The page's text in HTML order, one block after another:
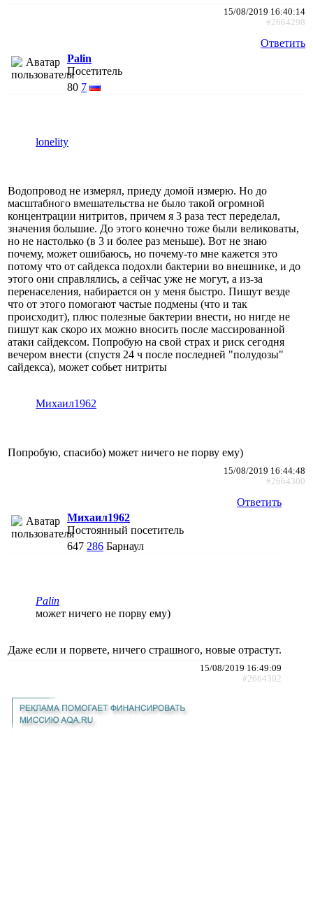
15/08/2019 16:40:14
#2664298
Ответить
Palin
Посетитель
80 7
lonelity
Водопровод не измерял, приеду домой измерю. Но до
масштабного вмешательства не было такой огромной
концентрации нитритов, причем я 3 раза тест переделал,
значения большие. До этого конечно тоже были великоваты,
но не настолько (в 3 и более раз меньше). Вот не знаю
почему, может ошибаюсь, но почему-то мне кажется это
потому что от сайдекса подохли бактерии во внешнике, и до
этого они справлялись, а сейчас уже не могут, а из-за
перенаселения, набирается он у меня быстро. Пишут везде
что от этого помогают частые подмены (что и так
происходит), плюс полезные бактерии внести, но нигде не
пишут как скоро их можно вносить после массированной
атаки сайдексом. Попробую на свой страх и риск сегодня
вечером внести (спустя 24 ч после последней "полудозы"
сайдекса), может собьет нитриты
Михаил1962
Попробую, спасибо) может ничего не порву ему)
15/08/2019 16:44:48
#2664300
Ответить
Михаил1962
Постоянный посетитель
647 286 Барнаул
Palin
может ничего не порву ему)
Даже если и порвете, ничего страшного, новые отрастут.
15/08/2019 16:49:09
#2664302